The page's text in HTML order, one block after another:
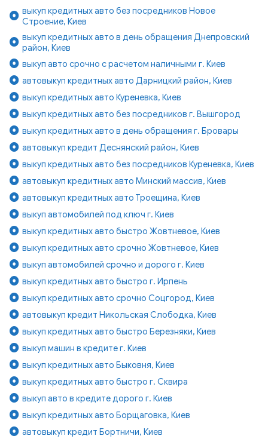
выкуп кредитных авто без посредников Новое
Строение, Киев
выкуп кредитных авто в день обращения Днепровский
район, Киев
выкуп авто срочно с расчетом наличными г. Киев
автовыкуп кредитных авто Дарницкий район, Киев
выкуп кредитных авто Куреневка, Киев
выкуп кредитных авто без посредников г. Вышгород
выкуп кредитных авто в день обращения г. Бровары
автовыкуп кредит Деснянский район, Киев
выкуп кредитных авто без посредников Куреневка, Киев
автовыкуп кредитных авто Минский массив, Киев
автовыкуп кредитных авто Троещина, Киев
выкуп автомобилей под ключ г. Киев
выкуп кредитных авто быстро Жовтневое, Киев
выкуп кредитных авто срочно Жовтневое, Киев
выкуп автомобилей срочно и дорого г. Киев
выкуп кредитных авто быстро г. Ирпень
выкуп кредитных авто срочно Соцгород, Киев
автовыкуп кредит Никольская Слободка, Киев
выкуп кредитных авто быстро Березняки, Киев
выкуп машин в кредите г. Киев
выкуп кредитных авто Быковня, Киев
выкуп кредитных авто быстро г. Сквира
выкуп авто в кредите дорого г. Киев
выкуп кредитных авто Борщаговка, Киев
автовыкуп кредит Бортничи, Киев